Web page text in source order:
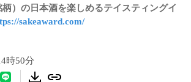
）の日本酒を楽しめるテイスティングイ
sakeaward.com/
時50分